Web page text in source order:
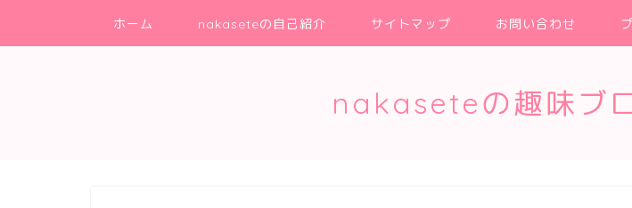
ホーム nakaseteの自己紹介 サイトマップ お問い合わせ
nakaseteの趣味ブ